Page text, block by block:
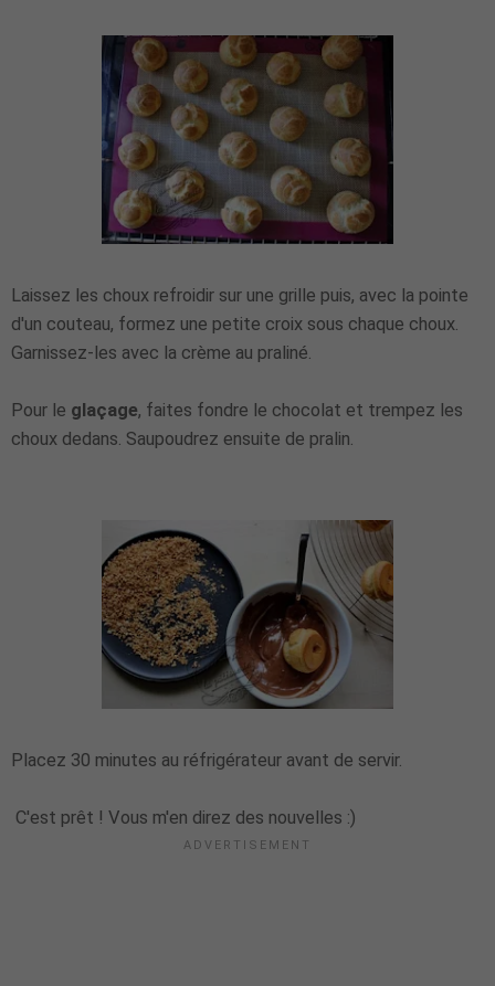
Laissez les choux refroidir sur une grille puis, avec la pointe
d'un couteau, formez une petite croix sous chaque choux.
Garnissez-les avec la crème au praliné.
Pour le glaçage, faites fondre le chocolat et trempez les
choux dedans. Saupoudrez ensuite de pralin.
Placez 30 minutes au réfrigérateur avant de servir.
C'est prêt ! Vous m'en direz des nouvelles :)